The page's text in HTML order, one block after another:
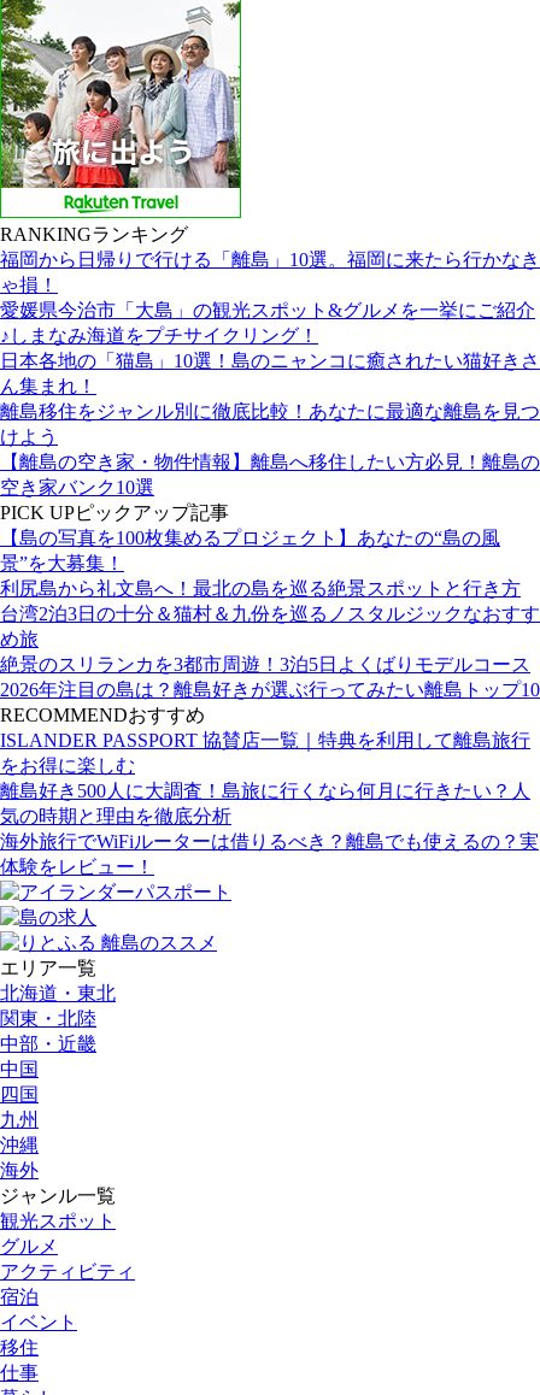
RANKINGランキング
福岡から日帰りで行ける「離島」10選。福岡に来たら行かなき
ゃ損！
愛媛県今治市「大島」の観光スポット&グルメを一挙にご紹介
♪しまなみ海道をプチサイクリング！
日本各地の「猫島」10選！島のニャンコに癒されたい猫好きさ
ん集まれ！
離島移住をジャンル別に徹底比較！あなたに最適な離島を見つ
けよう
【離島の空き家・物件情報】離島へ移住したい方必見！離島の
空き家バンク10選
PICK UPピックアップ記事
【島の写真を100枚集めるプロジェクト】あなたの“島の風
景”を大募集！
利尻島から礼文島へ！最北の島を巡る絶景スポットと行き方
台湾2泊3日の十分＆猫村＆九份を巡るノスタルジックなおすす
め旅
絶景のスリランカを3都市周遊！3泊5日よくばりモデルコース
2026年注目の島は？離島好きが選ぶ行ってみたい離島トップ10
RECOMMENDおすすめ
ISLANDER PASSPORT 協賛店一覧｜特典を利用して離島旅行
をお得に楽しむ
離島好き500人に大調査！島旅に行くなら何月に行きたい？人
気の時期と理由を徹底分析
海外旅行でWiFiルーターは借りるべき？離島でも使えるの？実
体験をレビュー！
エリア一覧
北海道・東北
関東・北陸
中部・近畿
中国
四国
九州
沖縄
海外
ジャンル一覧
観光スポット
グルメ
アクティビティ
宿泊
イベント
移住
仕事